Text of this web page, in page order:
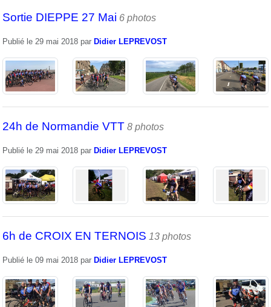
Sortie DIEPPE 27 Mai 6 photos
Publié le 29 mai 2018 par Didier LEPREVOST
24h de Normandie VTT 8 photos
Publié le 29 mai 2018 par Didier LEPREVOST
6h de CROIX EN TERNOIS 13 photos
Publié le 09 mai 2018 par Didier LEPREVOST